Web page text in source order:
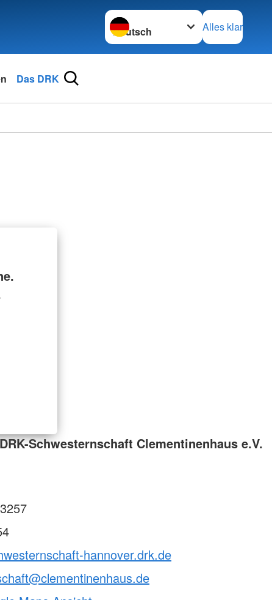
Sprache wechseln zu
Alles klar
Das DRK
Schwesternschaft Clementinenhaus e.V.
hannover.drk.de